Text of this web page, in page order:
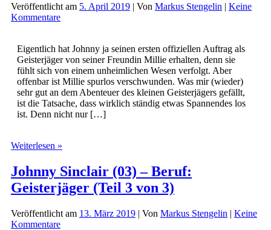
Veröffentlicht am 5. April 2019 | Von Markus Stengelin | Keine
Kommentare
Eigentlich hat Johnny ja seinen ersten offiziellen Auftrag als
Geisterjäger von seiner Freundin Millie erhalten, denn sie
fühlt sich von einem unheimlichen Wesen verfolgt. Aber
offenbar ist Millie spurlos verschwunden. Was mir (wieder)
sehr gut an dem Abenteuer des kleinen Geisterjägers gefällt,
ist die Tatsache, dass wirklich ständig etwas Spannendes los
ist. Denn nicht nur […]
Weiterlesen »
(04)
–
Dicke
in
Johnny Sinclair (03) – Beruf:
Geisterjäger (Teil 3 von 3)
Veröffentlicht am 13. März 2019 | Von Markus Stengelin | Keine
Kommentare